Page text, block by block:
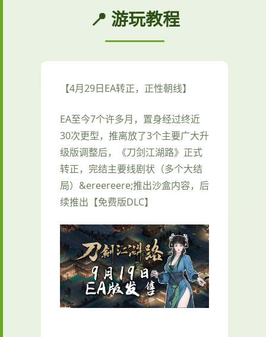
📍 游玩教程
【4月29日EA转正，正性朝线】
EA至今7个许多月，置身经过终近
30次更型，推离放了3个主要广大升
级版调整后，《刀剑江湖路》正式
转正，完结主要线剧状（多个大结
局）&ereereere;推出沙盒内容，后
续推出【免费版DLC】